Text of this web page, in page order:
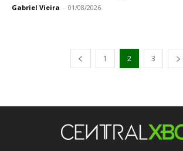
Gabriel Vieira - 01/08/2026
1 2 3